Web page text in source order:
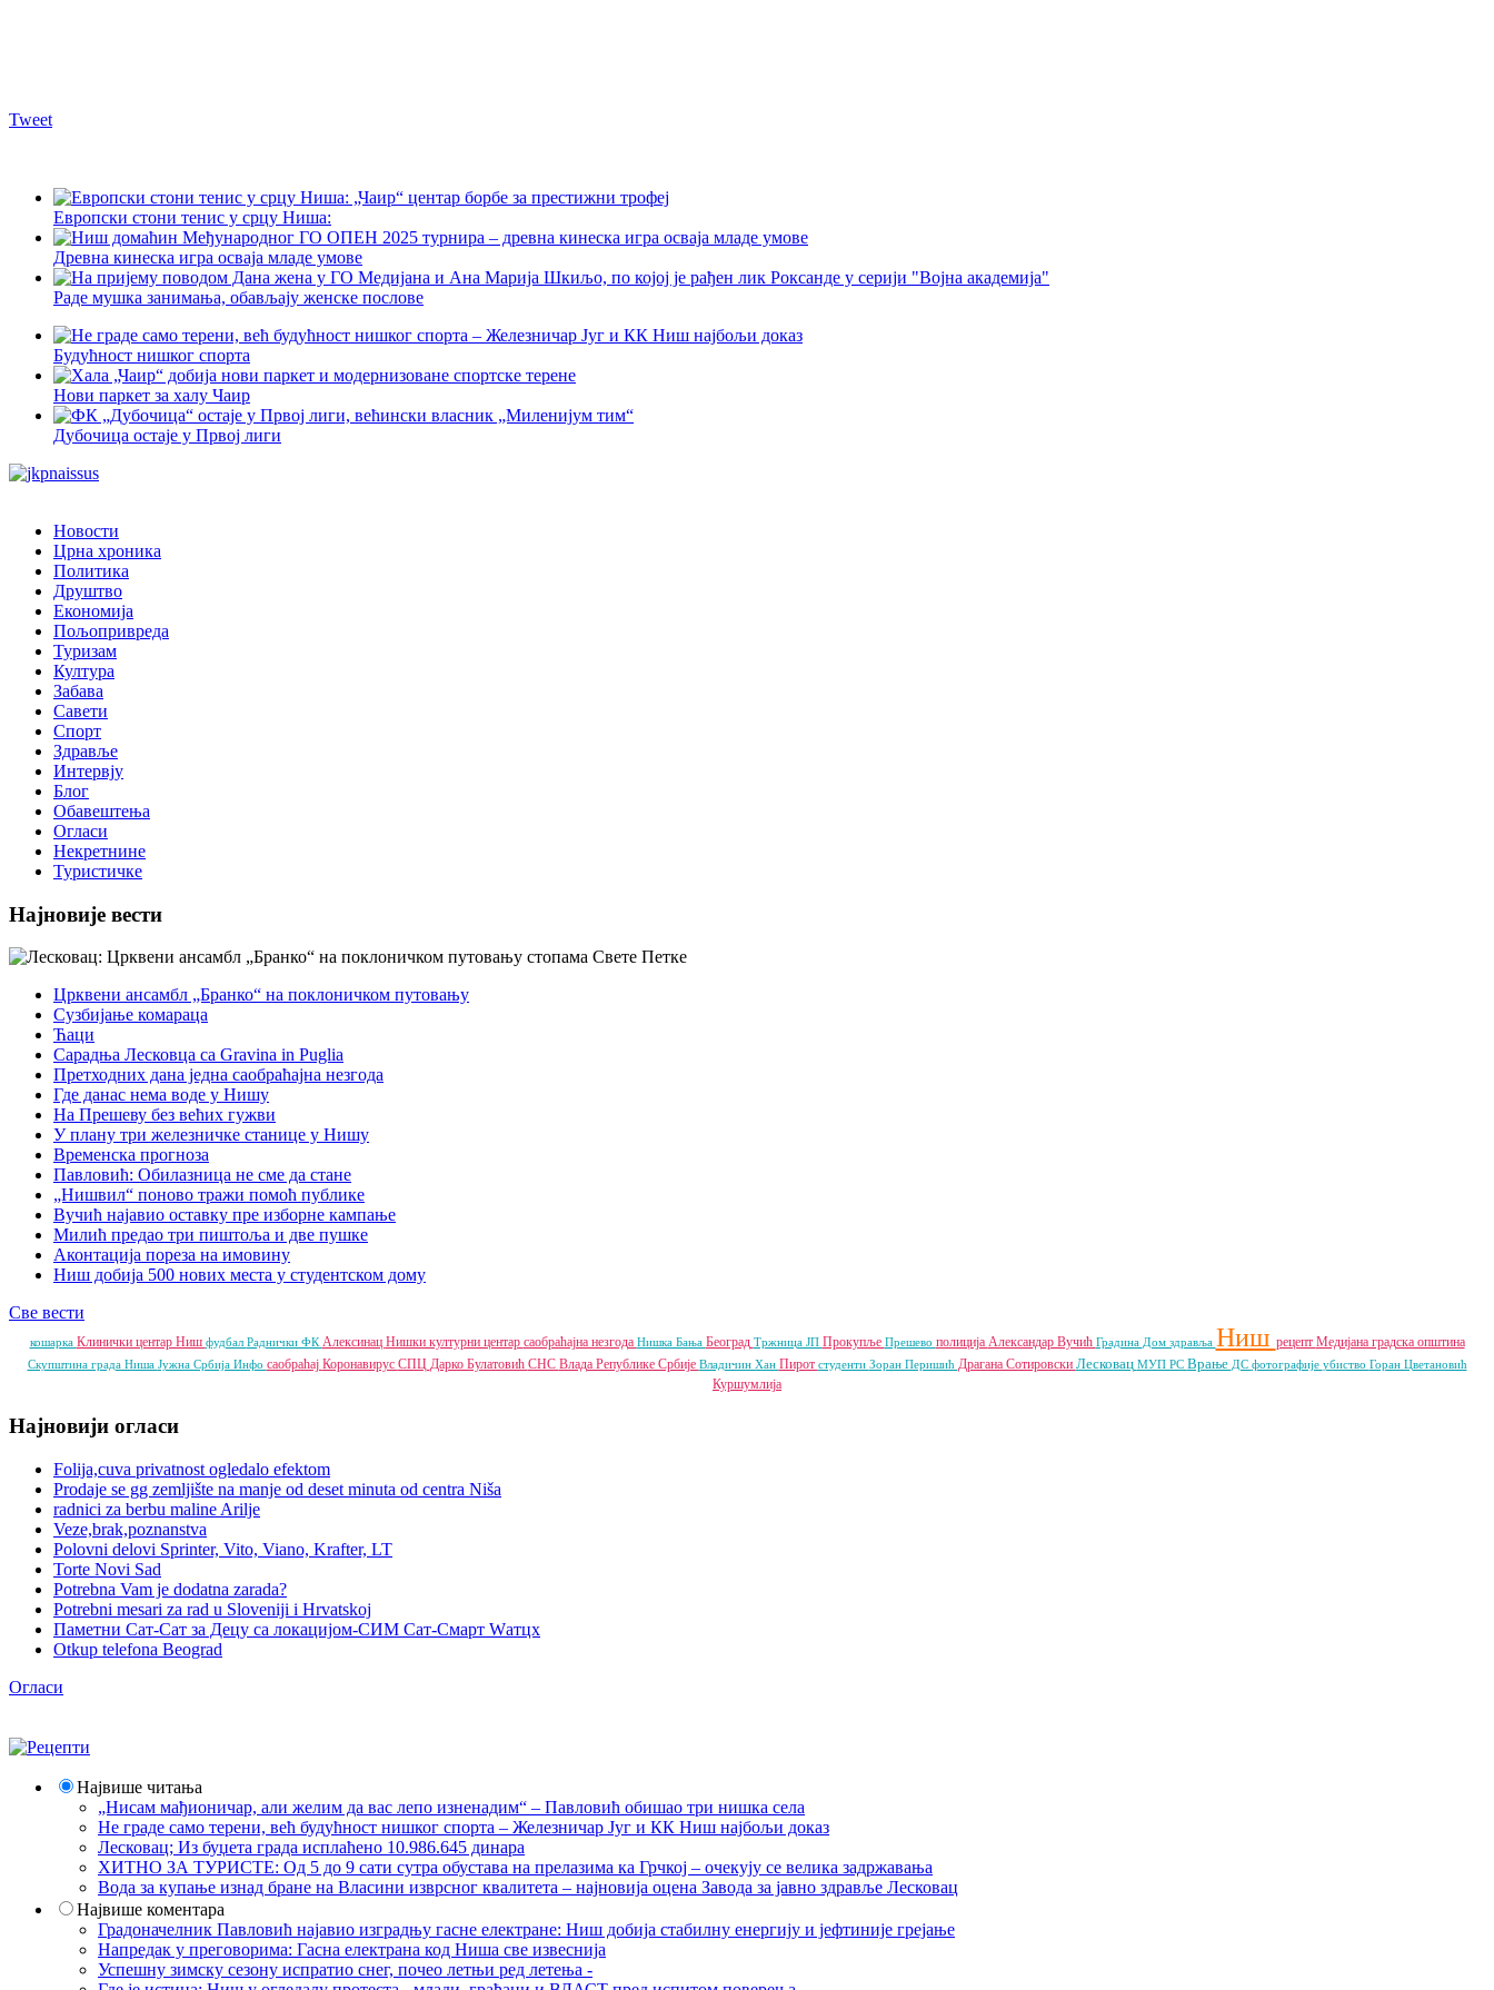
Tweet
Европски стони тенис у срцу Ниша:
Древна кинеска игра осваја младе умове
Раде мушка занимања, обављају женске послове
Будућност нишког спорта
Нови паркет за халу Чаир
Дубочица остаје у Првој лиги
Новости
Црна хроника
Политика
Друштво
Економија
Пољопривреда
Туризам
Култура
Забава
Савети
Спорт
Здравље
Интервју
Блог
Обавештења
Огласи
Некретнине
Туристичке
Најновије вести
Црквени ансамбл „Бранко“ на поклоничком путовању
Сузбијање комараца
Ћаци
Сарадња Лесковца са Gravina in Puglia
Претходних дана једна саобраћајна незгода
Где данас нема воде у Нишу
На Прешеву без већих гужви
У плану три железничке станице у Нишу
Временска прогноза
Павловић: Обилазница не сме да стане
„Нишвил“ поново тражи помоћ публике
Вучић најавио оставку пре изборне кампање
Милић предао три пиштоља и две пушке
Аконтација пореза на имовину
Ниш добија 500 нових места у студентском дому
Све вести
кошарка Клинички центар Ниш фудбал Раднички ФК Алексинац Нишки културни центар саобраћајна незгода Нишка Бања Београд Тржница ЈП Прокупље Прешево полиција Александар Вучић Градина Дом здравља Ниш рецепт Медијана градска општина
Скупштина града Ниша Јужна Србија Инфо саобраћај Коронавирус СПЦ Дарко Булатовић СНС Влада Републике Србије Владичин Хан Пирот студенти Зоран Перишић Драгана Сотировски Лесковац МУП РС Врање ДС фотографије убиство Горан Цветановић
Куршумлија
Најновији огласи
Folija,cuva privatnost ogledalo efektom
Prodaje se gg zemljište na manje od deset minuta od centra Niša
radnici za berbu maline Arilje
Veze,brak,poznanstva
Polovni delovi Sprinter, Vito, Viano, Krafter, LT
Torte Novi Sad
Potrebna Vam je dodatna zarada?
Potrebni mesari za rad u Sloveniji i Hrvatskoj
Паметни Сат-Сат за Децу са локацијом-СИМ Сат-Смарт Wатцх
Otkup telefona Beograd
Огласи
Највише читања
„Нисам мађионичар, али желим да вас лепо изненадим“ – Павловић обишао три нишка села
Не граде само терени, већ будућност нишког спорта – Железничар Југ и КК Ниш најбољи доказ
Лесковац; Из буџета града исплаћено 10.986.645 динара
ХИТНО ЗА ТУРИСТЕ: Од 5 до 9 сати сутра обустава на прелазима ка Грчкој – очекују се велика задржавања
Вода за купање изнад бране на Власини изврсног квалитета – најновија оцена Завода за јавно здравље Лесковац
Највише коментара
Градоначелник Павловић најавио изградњу гасне електране: Ниш добија стабилну енергију и јефтиније грејање
Напредак у преговорима: Гасна електрана код Ниша све извеснија
Успешну зимску сезону испратио снег, почео летњи ред летења -